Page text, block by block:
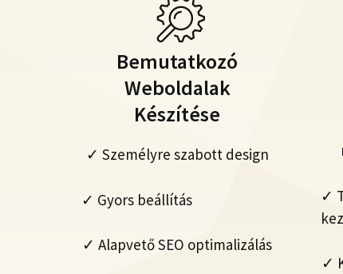
Bemutatkozó
Weboldalak
Készítése
✓ Személyre szabott design
✓ Gyors beállítás
✓ Alapvető SEO optimalizálás
✓
✓